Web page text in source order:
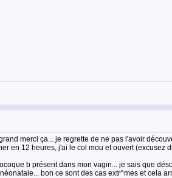
merci ça... je regrette de ne pas l'avoir
en 12 heures, j'ai le col mou et ouvert (excusez
b présent dans mon vagin... je sais que
bon ce sont des cas extr^mes et cela